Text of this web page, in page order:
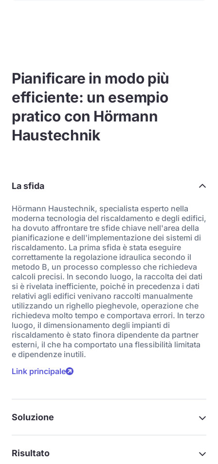
Pianificare in modo più
efficiente: un esempio
pratico con Hörmann
Haustechnik
La sfida
Hörmann Haustechnik, specialista esperto nella
moderna tecnologia del riscaldamento e degli edifici,
ha dovuto affrontare tre sfide chiave nell'area della
pianificazione e dell'implementazione dei sistemi di
riscaldamento. La prima sfida è stata eseguire
correttamente la regolazione idraulica secondo il
metodo B, un processo complesso che richiedeva
calcoli precisi. In secondo luogo, la raccolta dei dati
si è rivelata inefficiente, poiché in precedenza i dati
relativi agli edifici venivano raccolti manualmente
utilizzando un righello pieghevole, operazione che
richiedeva molto tempo e comportava errori. In terzo
luogo, il dimensionamento degli impianti di
riscaldamento è stato finora dipendente da partner
esterni, il che ha comportato una flessibilità limitata
e dipendenze inutili.
Link principale
Soluzione
Risultato